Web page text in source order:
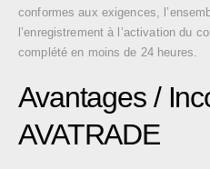
conformes aux exigences,
l’enregistrement à l’activation du
complété en moins de 24 heures.
Avantages /
AVATRADE